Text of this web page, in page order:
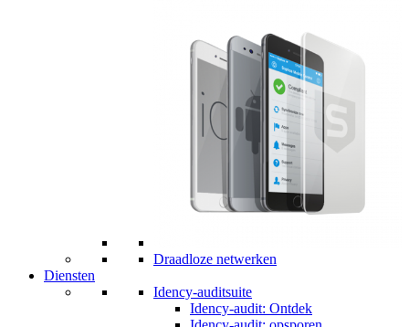
Draadloze netwerken
Diensten
Idency-auditsuite
Idency-audit: Ontdek